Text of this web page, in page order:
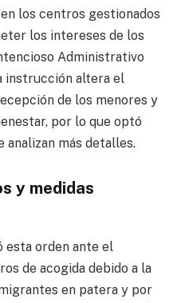
los centros gestionados
los intereses de los
Administrativo
instrucción altera el
de los menores y
por lo que optó
analizan más detalles.
y medidas
esta orden ante el
de acogida debido a la
en patera y por